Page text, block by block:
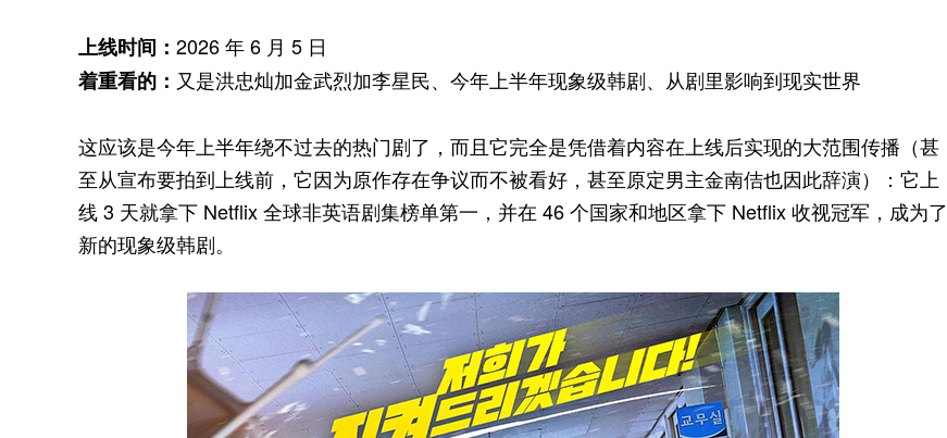
上线时间： 2026 年 6 月 5 日
着重看的： 又是洪忠灿加金武烈加李星民、今年上半年现象级韩剧、从剧里影响到现实世界
这应该是今年上半年绕不过去的热门剧了，而且它完全是凭借着内容在上线后实现的大范围传播（甚
至从宣布要拍到上线前，它因为原作存在争议而不被看好，甚至原定男主金南佶也因此辞演）：它上
线 3 天就拿下 Netflix 全球非英语剧集榜单第一，并在 46 个国家和地区拿下 Netflix 收视冠军，成为了
新的现象级韩剧。